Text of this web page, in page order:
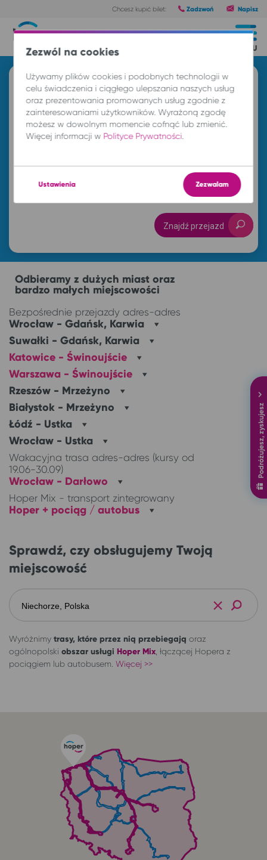
Chcesz kupić bilet: Zadzwoń Napisz
MENU
Znajdź przejazd i kup bilet
Z
nd. 9 sie. -- : --
Znajdź przejazd
Podróżujesz, zyskujesz
Odbieramy z dużych miast oraz
bardzo małych miejscowości
Wrocław - Gdańsk, Karwia
Suwałki - Gdańsk, Karwia
Katowice - Świnoujście
Warszawa - Świnoujście
Rzeszów - Mrzeżyno
Białystok - Mrzeżyno
Łódź - Ustka
Wrocław - Ustka
Wrocław - Darłowo
Hoper + pociąg / autobus
Sprawdź, czy obsługujemy Twoją
miejscowość
+
Wyróżnimy trasy, które przez nią przebiegają oraz
ogólnopolski obszar usługi Hoper Mix , łączącej Hopera z
pociągiem lub autobusem. Więcej >>
Zezwól na cookies
Używamy plików cookies i podobnych technologii w
celu świadczenia i ciągłego ulepszania naszych usług
oraz prezentowania promowanych usług zgodnie z
zainteresowaniami użytkowników. Wyrażoną zgodę
możesz w dowolnym momencie cofnąć lub zmienić.
Więcej informacji w Polityce Prywatności.
Ustawienia Zezwalam